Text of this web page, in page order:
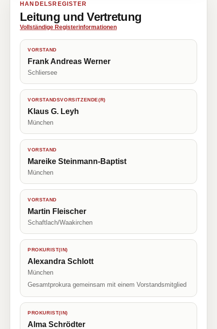
HANDELSREGISTER
Leitung und Vertretung
Vollständige Registerinformationen
VORSTAND
Frank Andreas Werner
Schliersee
VORSTANDSVORSITZENDE(R)
Klaus G. Leyh
München
VORSTAND
Mareike Steinmann-Baptist
München
VORSTAND
Martin Fleischer
Schaftlach/Waakirchen
PROKURIST(IN)
Alexandra Schlott
München
Gesamtprokura gemeinsam mit einem Vorstandsmitglied
PROKURIST(IN)
Alma Schrödter